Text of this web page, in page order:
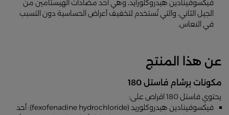
فيكسوفينادين هيدروكلورايد، وهي أحد مضادات الهيستامين من
الجيل الثاني، والتي تُستخدم لتخفيف أعراض الحساسية دون التسبب
في النعاس.
عن هذا المنتج
مكونات برشام فاستل 180
يحتوي فاستل 180 اقراص على:
فيكسوفينادين هيدروكلوريد (fexofenadine hydrochloride): أحد